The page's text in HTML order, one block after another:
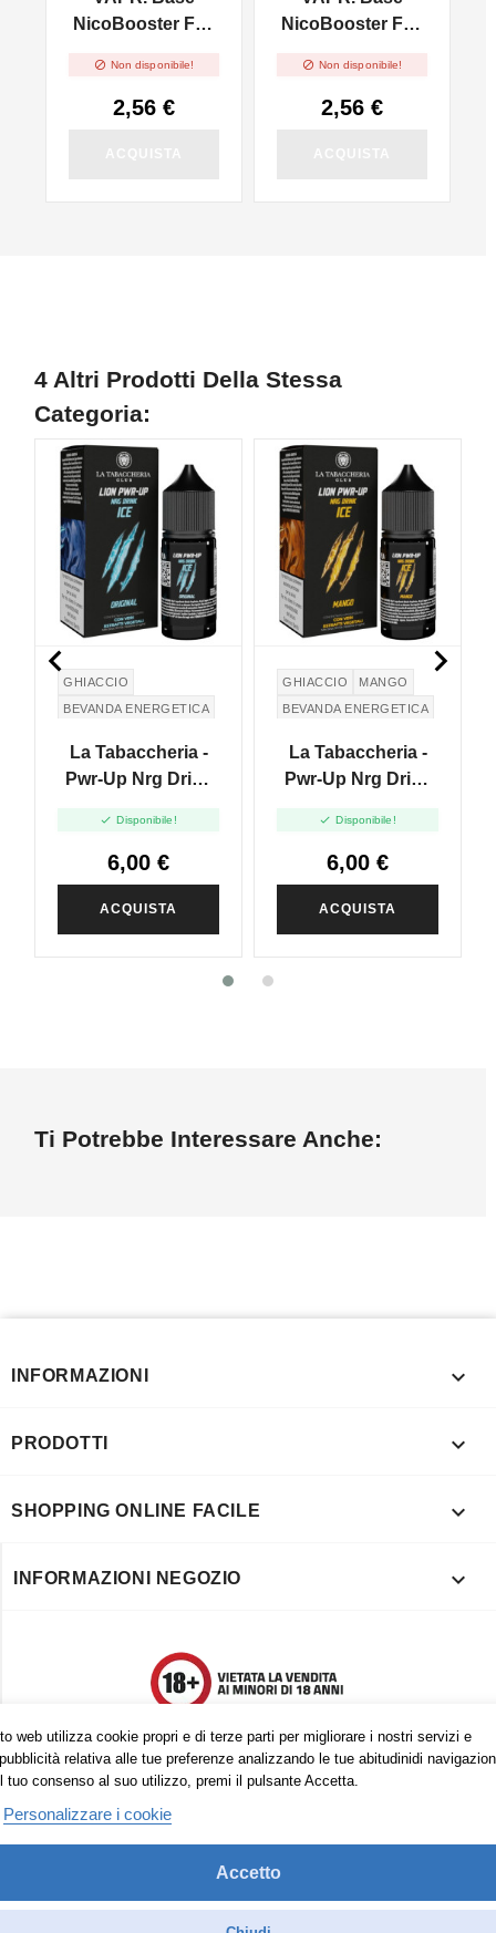
NicoBooster Full
 Non disponibile!
2,56 €
NicoBooster Full
 Non disponibile!
2,56 €
4 Altri Prodotti Della Stessa
Categoria:
GHIACCIO
BEVANDA ENERGETICA
La Tabaccheria -
Pwr-Up Nrg Drink
Shot 10+10
 Disponibile!
6,00 €
ACQUISTA
GHIACCIO
MANGO
BEVANDA ENERGETICA
La Tabaccheria -
Pwr-Up Nrg Drink
Shot 10+10
 Disponibile!
6,00 €
ACQUISTA
 
Ti Potrebbe Interessare Anche:
web utilizza cookie propri e di terze parti per migliorare i nostri servizi e
relativa alle tue preferenze analizzando le tue abitudinidi
tuo consenso al suo utilizzo, premi il pulsante Accetta.
Personalizzare i cookie
Accetto
INFORMAZIONI 
PRODOTTI 
SHOPPING ONLINE FACILE 
INFORMAZIONI NEGOZIO 
Trovaci anche su: